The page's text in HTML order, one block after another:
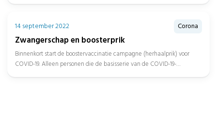
14 september 2022 Corona
Zwangerschap en boosterprik
Binnenkort start de boostervaccinatie campagne (herhaalprik) voor
COVID-19. Alleen personen die de basisserie van de COVID-19-